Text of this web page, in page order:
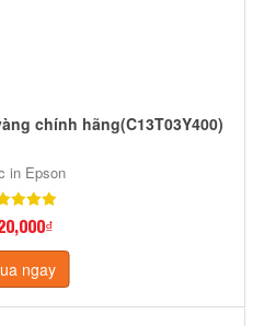
chính hãng(C13T03Y400)
in Epson
ngay